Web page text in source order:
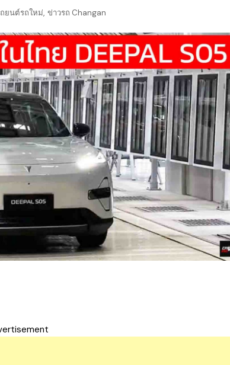
ยนต์รถใหม่, ข่าวรถ Changan